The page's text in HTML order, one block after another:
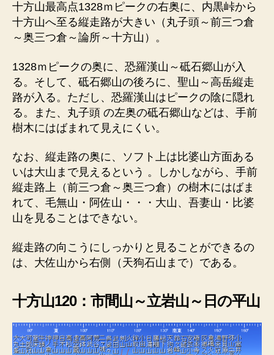
十方山最高点1328ｍピークの右奥に、内黒峠から
十方山へ至る縦走路が大きい（丸子頭～前三つ倉
～奥三つ倉～論所～十方山）。
1328ｍピークの奥に、恐羅漢山～砥石郷山が入
る。そして、砥石郷山の後ろに、聖山～高岳縦走
路が入る。ただし、恐羅漢山はピークの陰に隠れ
る。また、丸子頭 の左奥の砥石郷山などは、手前
樹木にはばまれて見えにくい。
なお、縦走路の奥に、ソフト上は比婆山方面ある
いは大山まで見えるという 。しかしながら、手前
縦走路上（前三つ倉～奥三つ倉）の樹木にはばま
れて、毛無山・阿佐山・・・大山、吾妻山・比婆
山を見ることはできない。
縦走路の向こうにしっかりと見ることができるの
は、大佐山から右側（天狗石山まで）である。
十方山120：市間山～立岩山～日の平山